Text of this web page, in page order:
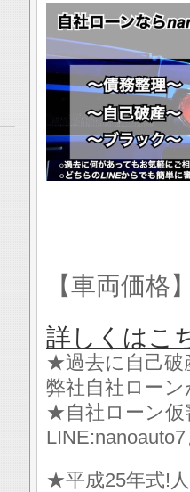
【車両価格
詳しくはこ
★過去に自己破
弊社自社ロー
★自社ローン仮
★平成25年式!